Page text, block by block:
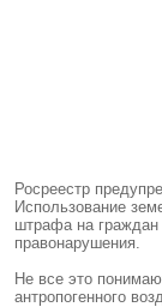
Росреестр
Использование
штрафа на граждан
правонарушения.
Не все это
антропогенного